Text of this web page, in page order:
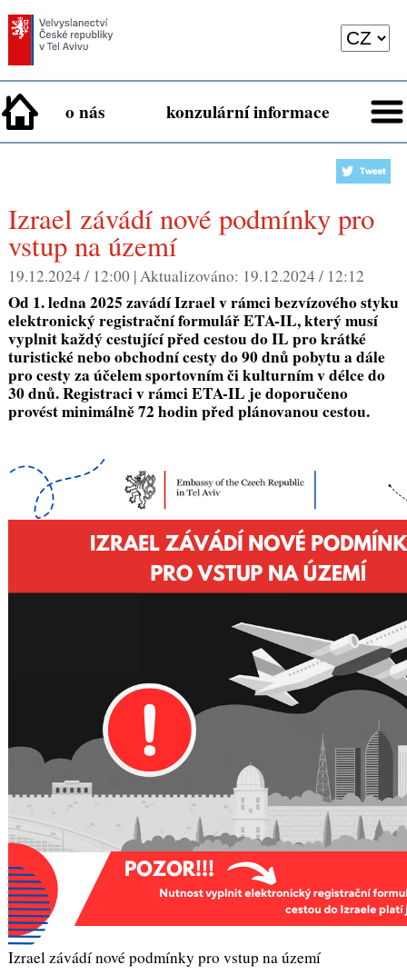
o nás konzulární informace
Izrael závádí nové podmínky pro
vstup na území
19.12.2024 / 12:00 |Aktualizováno: 19.12.2024 / 12:12
Od 1. ledna 2025 zavádí Izrael v rámci bezvízového styku
elektronický registrační formulář ETA-IL, který musí
vyplnit každý cestující před cestou do IL pro krátké
turistické nebo obchodní cesty do 90 dnů pobytu a dále
pro cesty za účelem sportovním či kulturním v délce do
30 dnů. Registraci v rámci ETA-IL je doporučeno
provést minimálně 72 hodin před plánovanou cestou.
Izrael závádí nové podmínky pro vstup na území